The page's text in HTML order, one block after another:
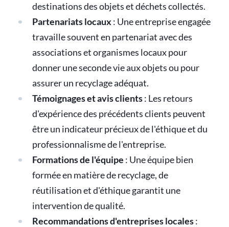
destinations des objets et déchets collectés.
Partenariats locaux : Une entreprise engagée
travaille souvent en partenariat avec des
associations et organismes locaux pour
donner une seconde vie aux objets ou pour
assurer un recyclage adéquat.
Témoignages et avis clients: Les retours
d'expérience des précédents clients peuvent
être un indicateur précieux de l'éthique et du
professionnalisme de l'entreprise.
Formations de l'équipe : Une équipe bien
formée en matière de recyclage, de
réutilisation et d'éthique garantit une
intervention de qualité.
Recommandations d'entreprises locales: